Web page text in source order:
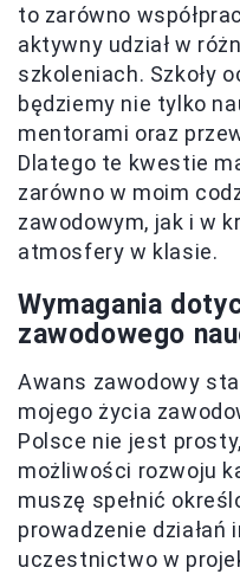
to zarówno
aktywny udział w
szkoleniach. Szkoły
będziemy nie tylko
mentorami oraz
Dlatego te kwestie
zarówno w moim
zawodowym, jak i w
atmosfery w klasie.
Wymagania
zawodowego
Awans zawodowy
mojego życia
Polsce nie jest
możliwości rozwoju
muszę spełnić
prowadzenie działań
uczestnictwo w